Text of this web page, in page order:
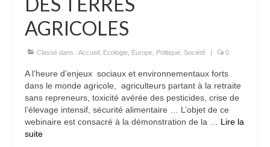
AGRICOLES
Classé dans : Accueil Ecologie Europe Politique Société | 0
A l’heure d’enjeux sociaux et environnementaux forts
dans le monde agricole, agriculteurs partant à la retraite
sans repreneurs, toxicité avérée des pesticides, crise de
l’élevage intensif, sécurité alimentaire … L’objet de ce
webinaire est consacré à la démonstration de la … Lire la
suite­­